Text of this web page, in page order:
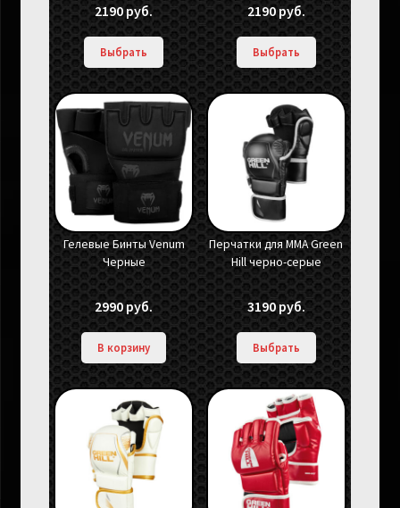
2190 руб.
Выбрать
2190руб.
Выбрать
Гелевые Бинты Venum
Черные
2990 руб.
В корзину
Перчатки для MMA Green
Hill черно-серые
3190 руб.
Выбрать